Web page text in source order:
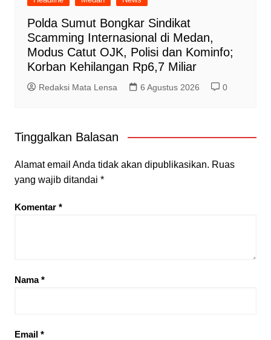
Polda Sumut Bongkar Sindikat
Scamming Internasional di Medan,
Modus Catut OJK, Polisi dan Kominfo;
Korban Kehilangan Rp6,7 Miliar
Redaksi Mata Lensa 6 Agustus 2026 0
Tinggalkan Balasan
Alamat email Anda tidak akan dipublikasikan. Ruas
yang wajib ditandai *
Komentar *
Nama*
Email *